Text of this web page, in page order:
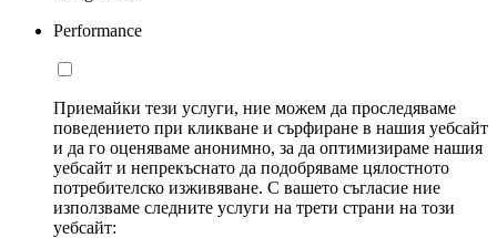
Performance
Приемайки тези услуги, ние можем да проследяваме
поведението при кликване и сърфиране в нашия уебсайт
и да го оценяваме анонимно, за да оптимизираме нашия
уебсайт и непрекъснато да подобряваме цялостното
потребителско изживяване. С вашето съгласие ние
използваме следните услуги на трети страни на този
уебсайт: